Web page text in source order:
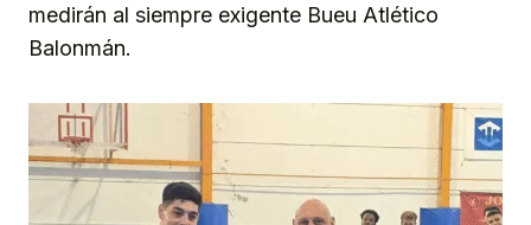
medirán al siempre exigente Bueu Atlético
Balonmán.